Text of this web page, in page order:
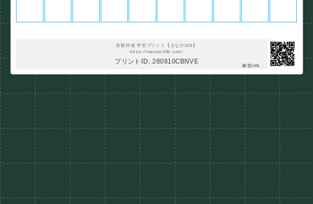
自動作成 学習プリント【まなび365】
https://manabi365.com/
プリントID: 260810CBNVE
解答URL :